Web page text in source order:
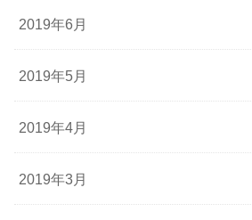
2019年6月
2019年5月
2019年4月
2019年3月